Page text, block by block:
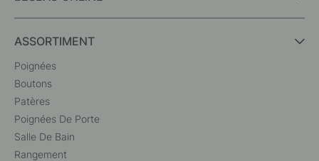
ASSORTIMENT
Poignées
Boutons
Patères
Poignées De Porte
Salle De Bain
Rangement